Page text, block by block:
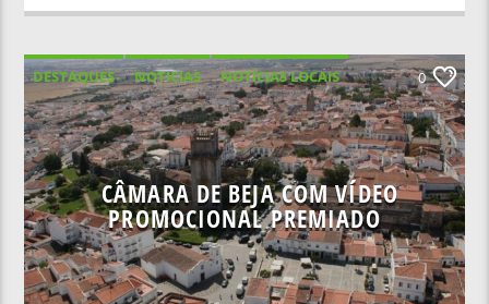
DESTAQUES NOTICIAS
NOTÍCIAS LOCAIS
NOTÍCIAS NACIONAIS
0
CÂMARA DE BEJA COM VÍDEO
PROMOCIONAL PREMIADO